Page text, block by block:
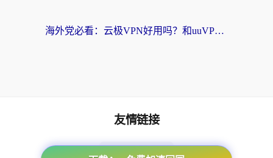
海外党必看：云极VPN好用吗？和uuVPN对比哪个回国效果更好？附真实体验+避坑指南
友情链接
番茄加速器